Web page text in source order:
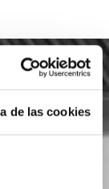
de las cookies